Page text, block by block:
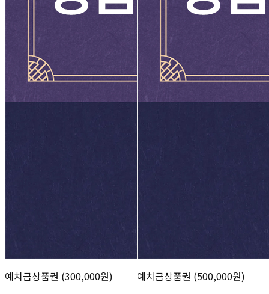
예치금상품권 (300,000원) 예치금상품권 (500,000원)